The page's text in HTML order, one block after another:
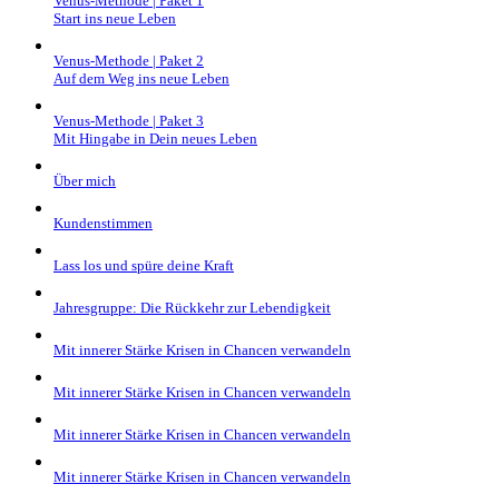
Start ins neue Leben
Venus-Methode | Paket 2
Auf dem Weg ins neue Leben
Venus-Methode | Paket 3
Mit Hingabe in Dein neues Leben
Über mich
Kundenstimmen
Lass los und spüre deine Kraft
Jahresgruppe: Die Rückkehr zur Lebendigkeit
Mit innerer Stärke Krisen in Chancen verwandeln
Mit innerer Stärke Krisen in Chancen verwandeln
Mit innerer Stärke Krisen in Chancen verwandeln
Mit innerer Stärke Krisen in Chancen verwandeln